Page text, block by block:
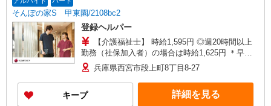
が同時給 ◎キャンセル手当：職務時給の60％支給
そんぽの家S 甲東園/2108bc2
登録ヘルパー
【介護福祉士】 時給1,595円 ◎週20時間以上
勤務（社保加入者）の場合は時給1,625円 ＊早朝
夜間（〜8:00、18:00〜）：時給1,994円〜 ＊日曜
祝日：時給1,895円〜 【実務者研修・初任者研修
（ヘルパー1級・2級）】 時給1,515円 ◎週20時間
以上勤務（社保加入者）の場合は時給1,545円 ＊
兵庫県西宮市段上町8丁目8-27
キープ 詳細を見る